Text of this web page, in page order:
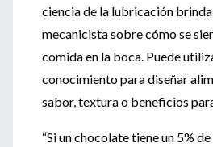
ciencia de la lubricación
mecanicista sobre cómo se
comida en la boca. Puede
conocimiento para diseñar
sabor, textura o beneficios
“Si un chocolate tiene un 5%